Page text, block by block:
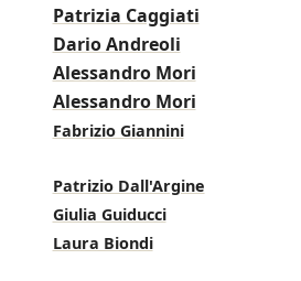
Patrizia Caggiati
Dario Andreoli
Alessandro Mori
Alessandro Mori
Fabrizio Giannini
Patrizio Dall'Argine
Giulia Guiducci
Laura Biondi